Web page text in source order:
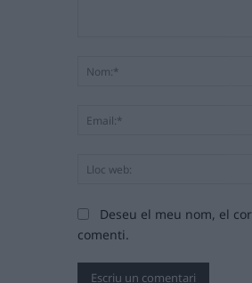
Deseu el meu nom, el
comenti.